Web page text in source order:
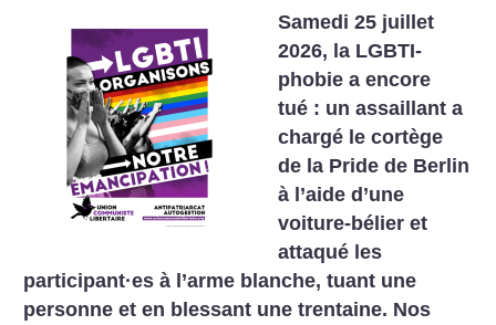
Samedi 25 juillet
2026, la LGBTI-
phobie a encore
tué : un assaillant a
chargé le cortège
de la Pride de Berlin
à l’aide d’une
voiture-bélier et
attaqué les
participant·es à l’arme blanche, tuant une
personne et en blessant une trentaine. Nos